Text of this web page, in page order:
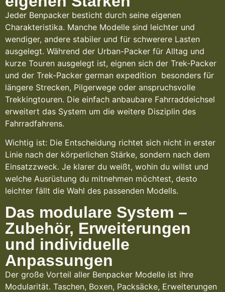
Jeder Benpacker besticht durch seine eigenen
Charakteristika. Manche Modelle sind leichter und
wendiger, andere stabiler und für schwerere Lasten
ausgelegt. Während der Urban-Packer für Alltag und
kurze Touren ausgelegt ist, eignen sich der Trek-Packer
und der Trek-Packer german expedition besonders für
längere Strecken, Pilgerwege oder anspruchsvolle
Trekkingtouren. Die einfach anbaubare Fahrraddeichsel
erweitert das System um die weitere Disziplin des
Fahrradfahrens.
Wichtig ist: Die Entscheidung richtet sich nicht in erster
Linie nach der körperlichen Stärke, sondern nach dem
Einsatzzweck. Je klarer du weißt, wohin du willst und
welche Ausrüstung du mitnehmen möchtest, desto
leichter fällt die Wahl des passenden Modells.
Das modulare System –
Zubehör, Erweiterungen
und individuelle
Anpassungen
Der große Vorteil aller Benpacker Modelle ist ihre
Modularität. Taschen, Boxen, Packsäcke, Erweiterungen